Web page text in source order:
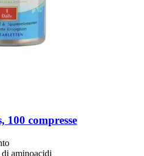
100 compresse
aminoacidi